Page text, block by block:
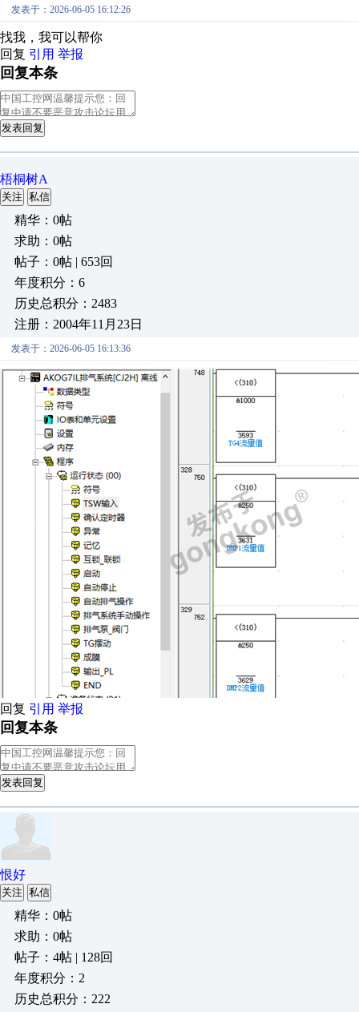
发表于：2026-06-05 16:12:26
找我，我可以帮你
回复 引用 举报
回复本条
发表回复
梧桐树A
关注 私信
精华：0帖
求助：0帖
帖子：0帖 | 653回
年度积分：6
历史总积分：2483
注册：2004年11月23日
发表于：2026-06-05 16:13:36
回复 引用 举报
回复本条
发表回复
恨好
关注 私信
精华：0帖
求助：0帖
帖子：4帖 | 128回
年度积分：2
历史总积分：222